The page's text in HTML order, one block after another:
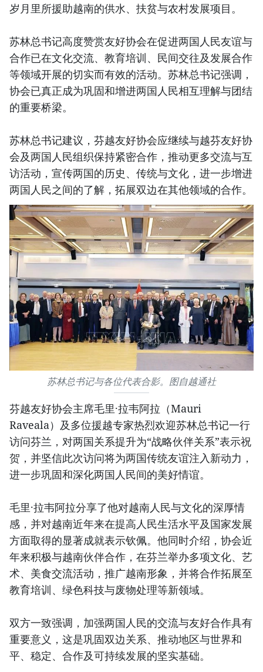
岁月里所援助越南的供水、扶贫与农村发展项目。
苏林总书记高度赞赏友好协会在促进两国人民友谊与
合作已在文化交流、教育培训、民间交往及发展合作
等领域开展的切实而有效的活动。苏林总书记强调，
协会已真正成为巩固和增进两国人民相互理解与团结
的重要桥梁。
苏林总书记建议，芬越友好协会应继续与越芬友好协
会及两国人民组织保持紧密合作，推动更多交流与互
访活动，宣传两国的历史、传统与文化，进一步增进
两国人民之间的了解，拓展双边在其他领域的合作。
苏林总书记与各位代表合影。图自越通社
芬越友好协会主席毛里·拉韦阿拉（Mauri
Raveala）及多位援越专家热烈欢迎苏林总书记一行
访问芬兰，对两国关系提升为“战略伙伴关系”表示祝
贺，并坚信此次访问将为两国传统友谊注入新动力，
进一步巩固和深化两国人民间的美好情谊。
毛里·拉韦阿拉分享了他对越南人民与文化的深厚情
感，并对越南近年来在提高人民生活水平及国家发展
方面取得的显著成就表示钦佩。他同时介绍，协会近
年来积极与越南伙伴合作，在芬兰举办多项文化、艺
术、美食交流活动，推广越南形象，并将合作拓展至
教育培训、绿色科技与废物处理等新领域。
双方一致强调，加强两国人民的交流与友好合作具有
重要意义，这是巩固双边关系、推动地区与世界和
平、稳定、合作及可持续发展的坚实基础。